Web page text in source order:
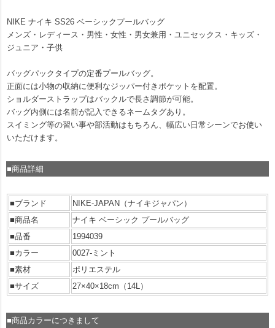
NIKE ナイキ SS26 ベーシックプールバッグ
メンズ・レディース・男性・女性・男女兼用・ユニセックス・キッズ・
ジュニア・子供
バッグパックタイプの定番プールバッグ。
正面には小物の収納に便利なジッパー付きポケットを配置。
ショルダーストラップはバックルで長さ調節が可能。
バッグ内側には名前が記入できるネームタグあり。
スイミング等の習い事や部活動はもちろん、幅広い日常シーンでお使い
いただけます。
■商品詳細
■ブランド
NIKE-JAPAN（ナイキジャパン）
■商品名
ナイキ ベーシック プールバッグ
■品番
1994039
■カラー
0027-ミント
■素材
ポリエステル
■サイズ
27×40×18cm（14L）
■商品カラーにつきまして